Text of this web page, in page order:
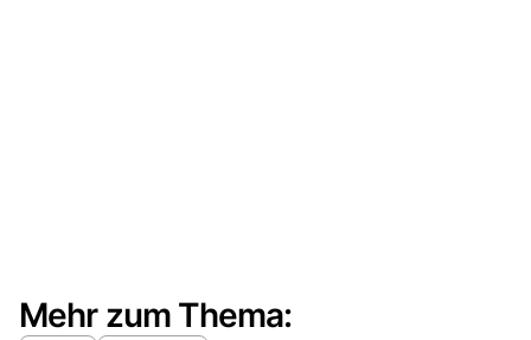
Mehr zum Thema: